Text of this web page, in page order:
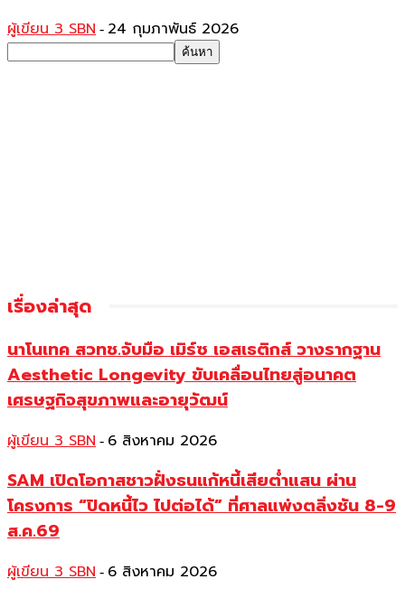
ผู้เขียน 3 SBN - 24 กุมภาพันธ์ 2026
เรื่องล่าสุด
นาโนเทค สวทช.จับมือ เมิร์ซ เอสเธติกส์ วางรากฐาน
Aesthetic Longevity ขับเคลื่อนไทยสู่อนาคต
เศรษฐกิจสุขภาพและอายุวัฒน์
ผู้เขียน 3 SBN - 6 สิงหาคม 2026
SAM เปิดโอกาสชาวฝั่งธนแก้หนี้เสียต่ำแสน ผ่าน
โครงการ “ปิดหนี้ไว ไปต่อได้” ที่ศาลแพ่งตลิ่งชัน 8-9
ส.ค.69
ผู้เขียน 3 SBN - 6 สิงหาคม 2026